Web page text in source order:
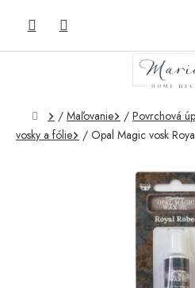
Domov
/ Maľovanie / Povrchová
vosky a fólie
/ Opal Magic vosk